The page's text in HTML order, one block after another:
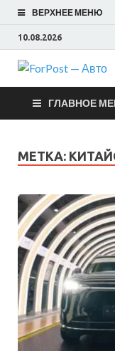
ВЕРХНЕЕ МЕНЮ
10.08.2026
ГЛАВНОЕ
МЕТКА: